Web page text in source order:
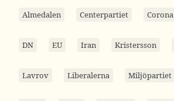
Almedalen Centerpartiet Corona
DN EU Iran Kristersson
Lavrov Liberalerna Miljöpartiet